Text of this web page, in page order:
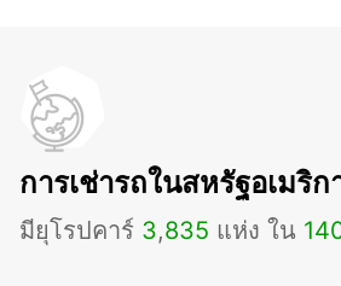
การเช่ารถในสหรัฐอเมริ
มียุโรปคาร์ 3,835 แห่ง ใน